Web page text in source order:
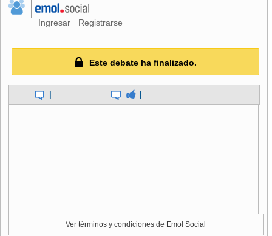
Ingresar Registrarse
Este debate ha finalizado.
| |
Ver términos y condiciones de Emol Social